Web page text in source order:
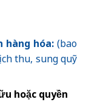
hàng hóa:(bao
thu, sung quỹ
hoặc quyền